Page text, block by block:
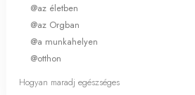
@az életben
@az Orgban
@a munkahelyen
@otthon
Hogyan maradj egészséges